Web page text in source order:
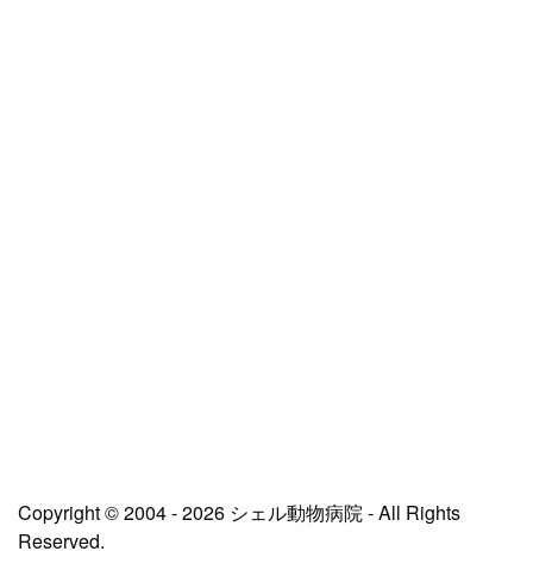
Copyright © 2004 - 2026 シェル動物病院 - All Rights
Reserved.